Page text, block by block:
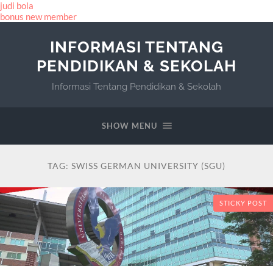
judi bola
bonus new member
INFORMASI TENTANG
PENDIDIKAN & SEKOLAH
Informasi Tentang Pendidikan & Sekolah
SHOW MENU
TAG: SWISS GERMAN UNIVERSITY (SGU)
STICKY POST